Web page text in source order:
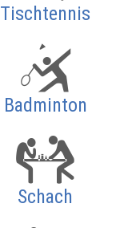
Tischtennis
Badminton
Schach